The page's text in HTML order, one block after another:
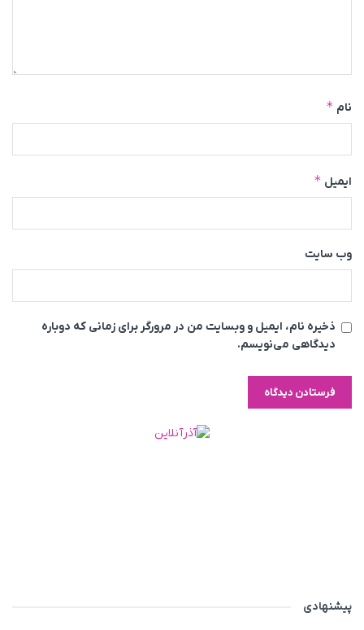
نام *
ایمیل *
وب‌ سایت
ذخیره نام، ایمیل و وبسایت من در مرورگر برای زمانی که دوباره
دیدگاهی می‌نویسم.
پیشنهادی